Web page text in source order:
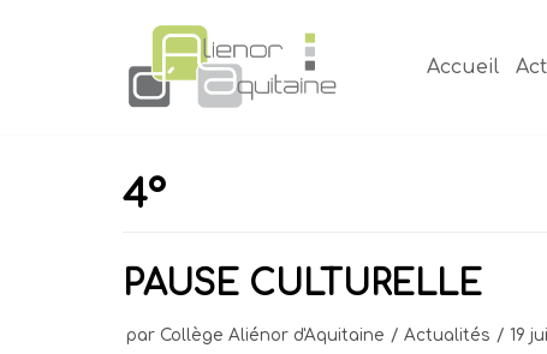
Accueil
4°
PAUSE CULTURELLE
par Collège Aliénor d'Aquitaine Actualités 19